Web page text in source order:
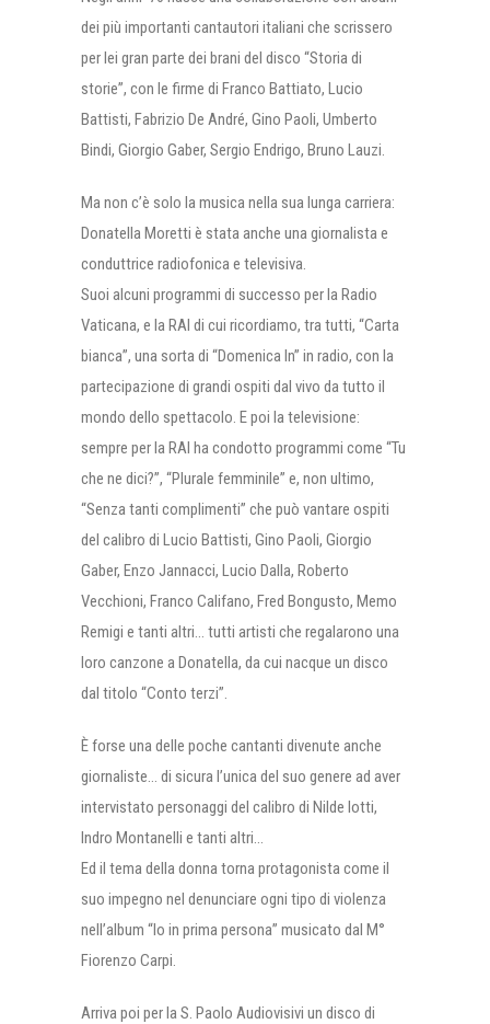
dei più importanti cantautori italiani che scrissero
per lei gran parte dei brani del disco “Storia di
storie”, con le firme di Franco Battiato, Lucio
Battisti, Fabrizio De André, Gino Paoli, Umberto
Bindi, Giorgio Gaber, Sergio Endrigo, Bruno Lauzi.
Ma non c’è solo la musica nella sua lunga carriera:
Donatella Moretti è stata anche una giornalista e
conduttrice radiofonica e televisiva.
Suoi alcuni programmi di successo per la Radio
Vaticana, e la RAI di cui ricordiamo, tra tutti, “Carta
bianca”, una sorta di “Domenica In” in radio, con la
partecipazione di grandi ospiti dal vivo da tutto il
mondo dello spettacolo. E poi la televisione:
sempre per la RAI ha condotto programmi come “Tu
che ne dici?”, “Plurale femminile” e, non ultimo,
“Senza tanti complimenti” che può vantare ospiti
del calibro di Lucio Battisti, Gino Paoli, Giorgio
Gaber, Enzo Jannacci, Lucio Dalla, Roberto
Vecchioni, Franco Califano, Fred Bongusto, Memo
Remigi e tanti altri… tutti artisti che regalarono una
loro canzone a Donatella, da cui nacque un disco
dal titolo “Conto terzi”.
È forse una delle poche cantanti divenute anche
giornaliste… di sicura l’unica del suo genere ad aver
intervistato personaggi del calibro di Nilde Iotti,
Indro Montanelli e tanti altri…
Ed il tema della donna torna protagonista come il
suo impegno nel denunciare ogni tipo di violenza
nell’album “Io in prima persona” musicato dal M°
Fiorenzo Carpi.
Arriva poi per la S. Paolo Audiovisivi un disco di